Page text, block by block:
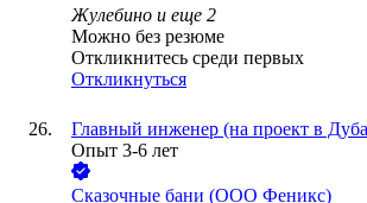
Жулебино и еще 2
Можно без резюме
Откликнитесь среди первых
Откликнуться
Главный инженер (на проект в
Опыт 3-6 лет
Сказочные бани (ООО Феникс)